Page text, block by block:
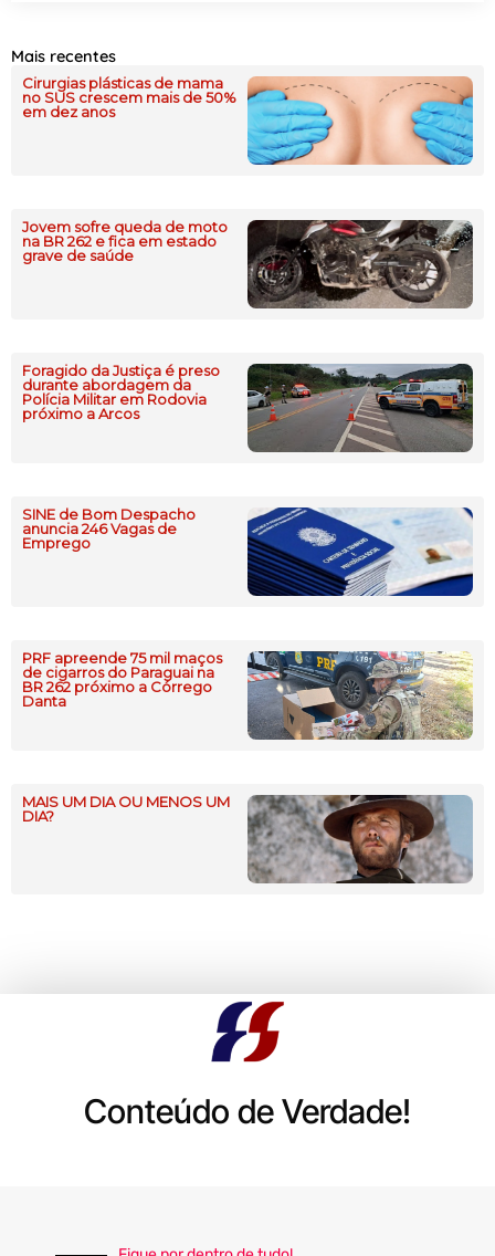
Mais recentes
Cirurgias plásticas de mama
no SUS crescem mais de 50%
em dez anos
Jovem sofre queda de moto
na BR 262 e fica em estado
grave de saúde
Foragido da Justiça é preso
durante abordagem da
Polícia Militar em Rodovia
próximo a Arcos
SINE de Bom Despacho
anuncia 246 Vagas de
Emprego
PRF apreende 75 mil maços
de cigarros do Paraguai na
BR 262 próximo a Córrego
Danta
MAIS UM DIA OU MENOS UM
DIA?
Conteúdo de Verdade!